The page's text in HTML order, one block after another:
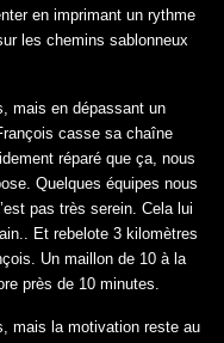
en imprimant un rythme
les chemins sablonneux
mais en dépassant un
casse sa chaîne
réparé que ça, nous
Quelques équipes nous
pas très serein. Cela lui
Et rebelote 3 kilomètres
Un maillon de 10 à la
près de 10 minutes.
mais la motivation reste au